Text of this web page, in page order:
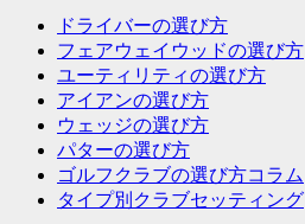
ドライバーの選び方
フェアウェイウッドの選び方
ユーティリティの選び方
アイアンの選び方
ウェッジの選び方
パターの選び方
ゴルフクラブの選び方コラム
タイプ別クラブセッティング